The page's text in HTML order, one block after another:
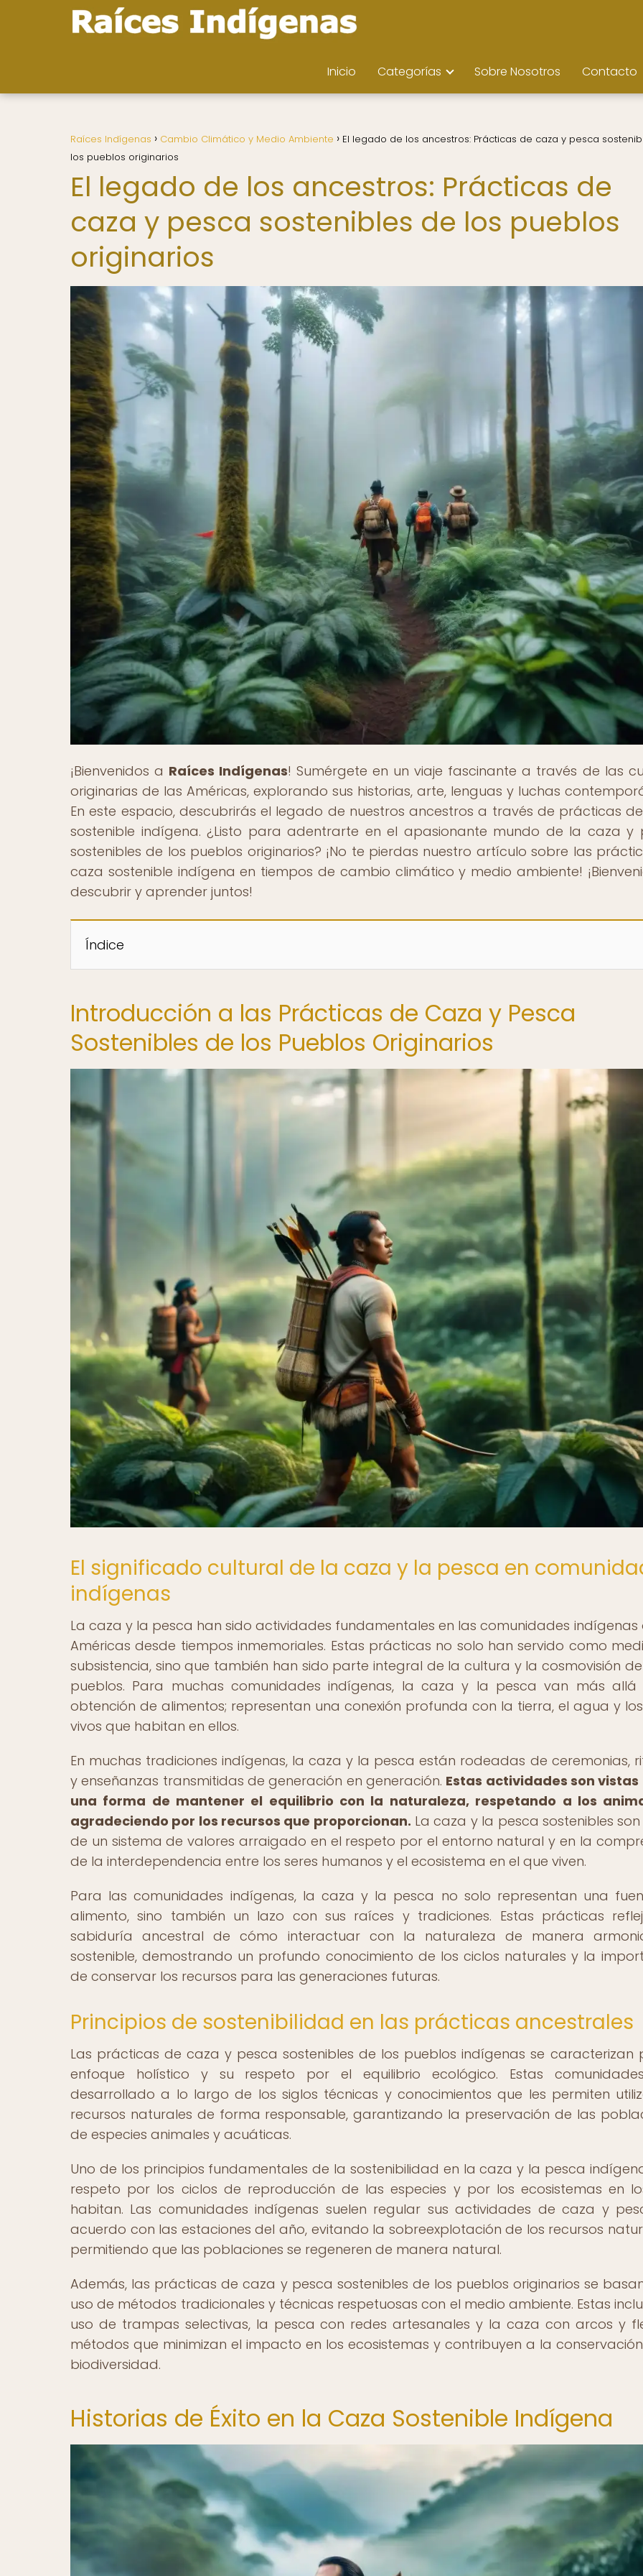
Inicio Categorías Sobre Nosotros Contacto
Raíces Indígenas Cambio Climático y Medio Ambiente
El legado de los ancestros: Prácticas de caza y pesca
los pueblos originarios
El legado de los ancestros: Prácticas de
caza y pesca sostenibles de los pueblos
originarios
¡Bienvenidos a Raíces Indígenas! Sumérgete en un viaje fascinante a través de las
originarias de las Américas, explorando sus historias, arte, lenguas y luchas
En este espacio, descubrirás el legado de nuestros ancestros a través de prácticas
sostenible indígena. ¿Listo para adentrarte en el apasionante mundo de la caza y
sostenibles de los pueblos originarios? ¡No te pierdas nuestro artículo sobre las
caza sostenible indígena en tiempos de cambio climático y medio ambiente!
descubrir y aprender juntos!
Índice
Introducción a las Prácticas de Caza y Pesca
Sostenibles de los Pueblos Originarios
El significado cultural de la caza y la pesca en
indígenas
La caza y la pesca han sido actividades fundamentales en las comunidades indígenas
Américas desde tiempos inmemoriales. Estas prácticas no solo han servido como
subsistencia, sino que también han sido parte integral de la cultura y la cosmovisión
pueblos. Para muchas comunidades indígenas, la caza y la pesca van más
obtención de alimentos; representan una conexión profunda con la tierra, el agua y
vivos que habitan en ellos.
En muchas tradiciones indígenas, la caza y la pesca están rodeadas de ceremonias,
y enseñanzas transmitidas de generación en generación. Estas actividades son vistas
una forma de mantener el equilibrio con la naturaleza, respetando a los
agradeciendo por los recursos que proporcionan. La caza y la pesca sostenibles
de un sistema de valores arraigado en el respeto por el entorno natural y en la
de la interdependencia entre los seres humanos y el ecosistema en el que viven.
Para las comunidades indígenas, la caza y la pesca no solo representan una
alimento, sino también un lazo con sus raíces y tradiciones. Estas prácticas
sabiduría ancestral de cómo interactuar con la naturaleza de manera
sostenible, demostrando un profundo conocimiento de los ciclos naturales y la
de conservar los recursos para las generaciones futuras.
Principios de sostenibilidad en las prácticas ancestrales
Las prácticas de caza y pesca sostenibles de los pueblos indígenas se caracterizan
enfoque holístico y su respeto por el equilibrio ecológico. Estas
desarrollado a lo largo de los siglos técnicas y conocimientos que les permiten
recursos naturales de forma responsable, garantizando la preservación de las
de especies animales y acuáticas.
Uno de los principios fundamentales de la sostenibilidad en la caza y la pesca
respeto por los ciclos de reproducción de las especies y por los ecosistemas en
habitan. Las comunidades indígenas suelen regular sus actividades de caza y
acuerdo con las estaciones del año, evitando la sobreexplotación de los recursos
permitiendo que las poblaciones se regeneren de manera natural.
Además, las prácticas de caza y pesca sostenibles de los pueblos originarios se
uso de métodos tradicionales y técnicas respetuosas con el medio ambiente. Estas
uso de trampas selectivas, la pesca con redes artesanales y la caza con arcos y
métodos que minimizan el impacto en los ecosistemas y contribuyen a la
biodiversidad.
Historias de Éxito en la Caza Sostenible Indígena